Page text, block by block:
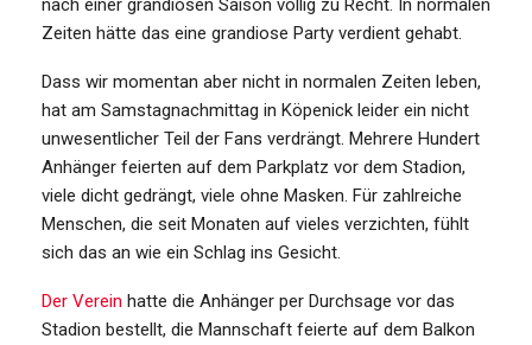
Zeiten hätte das eine grandiose Party verdient gehabt.
Dass wir momentan aber nicht in normalen Zeiten leben,
hat am Samstagnachmittag in Köpenick leider ein nicht
unwesentlicher Teil der Fans verdrängt. Mehrere Hundert
Anhänger feierten auf dem Parkplatz vor dem Stadion,
viele dicht gedrängt, viele ohne Masken. Für zahlreiche
Menschen, die seit Monaten auf vieles verzichten, fühlt
sich das an wie ein Schlag ins Gesicht.
Der Verein hatte die Anhänger per Durchsage vor das
Stadion bestellt, die Mannschaft feierte auf dem Balkon